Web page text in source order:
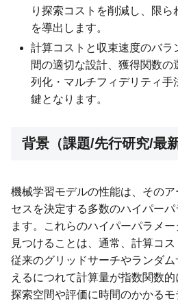
り探索コストを削減し、限
を導出します。
計算コストと収束速度のバラ
間の適切な設計、獲得関数の
列化・マルチフィデリティ手
鍵となります。
背景（課題/先行研究/最新
機械学習モデルの性能は、その
セスを決定する多数のハイパー
ます。これらのハイパーパラメ
見つけることは、通常、計算コス
従来のグリッドサーチやランダ
えるにつれて計算量が指数関数
探索空間や評価に時間のかかる